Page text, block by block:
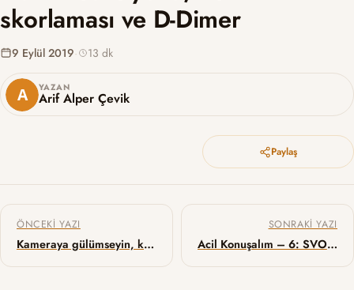
skorlaması ve D-Dimer
YAZAN
Arif Alper Çevik
9 Eylül 2019· 13 dk
Paylaş
Yazı gezinmesi
ÖNCEKI YAZI
Kameraya gülümseyin, kaydediliyorsunuz!
SONRAKI YAZI
Acil Konuşalım – 6: SVO’da uzamış trombolitik zamanı?